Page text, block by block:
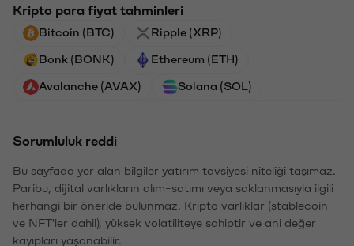
Kripto para fiyat tahminleri
Bitcoin (BTC) Ripple (XRP)
Bonk (BONK) Ethereum (ETH)
Avalanche (AVAX) Solana (SOL)
Sorumluluk reddi
Bu sayfada yer alan bilgiler yatırım tavsiyesi niteliği taşımaz.
Paribu, dijital varlıkların alım-satımı veya saklanmasıyla ilgili
herhangi bir öneride bulunmaz. Kripto varlıklar (stablecoin
ve NFT'ler dahil), yüksek volatiliteye sahiptir ve ani değer
kayıpları yaşanabilir.